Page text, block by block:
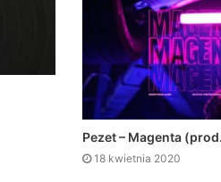
Pezet – Magenta
18 kwietnia 2020